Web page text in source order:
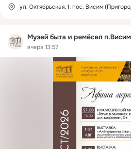
Музей быта и ремёсел п.Висим
вчера 13:57
ул. Октябрьская, 1, пос. Висим